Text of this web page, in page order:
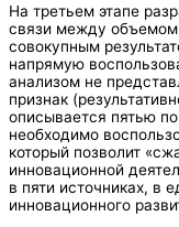
На третьем этапе
связи между
совокупным
напрямую
анализом не
признак
описывается пятью
необходимо
который позволит
инновационной
в пяти источниках, в
инновационного